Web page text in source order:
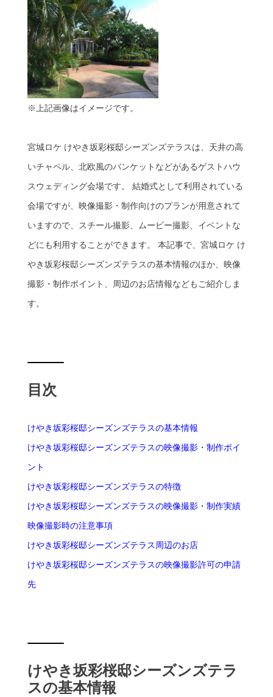
※上記画像はイメージです。
宮城ロケ けやき坂彩桜邸シーズンズテラスは、天井の高
いチャペル、北欧風のバンケットなどがあるゲストハウ
スウェディング会場です。 結婚式として利用されている
会場ですが、映像撮影・制作向けのプランが用意されて
いますので、スチール撮影、ムービー撮影、イベントな
どにも利用することができます。 本記事で、宮城ロケ け
やき坂彩桜邸シーズンズテラスの基本情報のほか、映像
撮影・制作ポイント、周辺のお店情報などもご紹介しま
す。
目次
けやき坂彩桜邸シーズンズテラスの基本情報
けやき坂彩桜邸シーズンズテラスの映像撮影・制作ポイ
ント
けやき坂彩桜邸シーズンズテラスの特徴
けやき坂彩桜邸シーズンズテラスの映像撮影・制作実績
映像撮影時の注意事項
けやき坂彩桜邸シーズンズテラス周辺のお店
けやき坂彩桜邸シーズンズテラスの映像撮影許可の申請
先
けやき坂彩桜邸シーズンズテラ
スの基本情報